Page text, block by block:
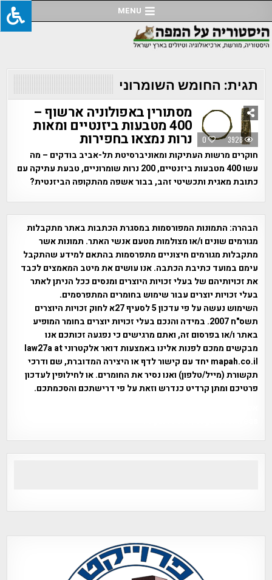
to
content
MENU
תגית: החומש השומרוני
0 3928
מסתורין באפולוניה ארשוף –
400 מטבעות ביזנטיים ומאות
נרות נמצאו בחפירות
חוקרים מרשות העתיקות ומאוניברסיטת תל-אביב בודקים – מה
עשו 400 מטבעות ביזנטיים, 200 נרות שומרוניים, טבעת עתיקה עם
כתובת מאגית ותכשיטי זהב, בבור אשפה מהתקופה הביזנטית?
הבהרה: התמונות המפורסמות במסגרת הכתבות באתר מתקבלות
מגורמים שונים ו/או מצולמות מטעם אנשי האתר. תמונות אשר
מתקבלות מגורמים חיצוניים מתפרסמות בהתאם למידע שהתקבל
עימם במועד כתיבת הכתבה. אנו עושים את מיטב המאמצים לכבד
את זכויותיהם של בעלי זכויות היוצרים ומנסים ככל הניתן לאתר
בעלי זכויות יוצרים עבור שימוש בחומרים המתפרסמים.
השימוש נעשה על פי עדכון 5 לסעיף 27א לחוק זכויות היוצרים
תשס"ח 2007. במידה והנכם בעלי זכויות יוצרים בחומר המופיע
באתר ו/או בפרסום זה, ואתם מרגישים כי נפגעה זכותכם אנו
מבקשים ממכם לפנות אלינו באמצעות דואר אלקטרוני law27a at
mapah.co.il יחד עם קישור לדף או היצירה המדוברת, שם ודרכי
תקשורת (מייל/טלפון) ואנו נסיר את החומרים. או לחילופין לעדכון
פרטיכם ומתן קרדיט כנדרש וזאת על פי דרישתכם והסכמתכם.